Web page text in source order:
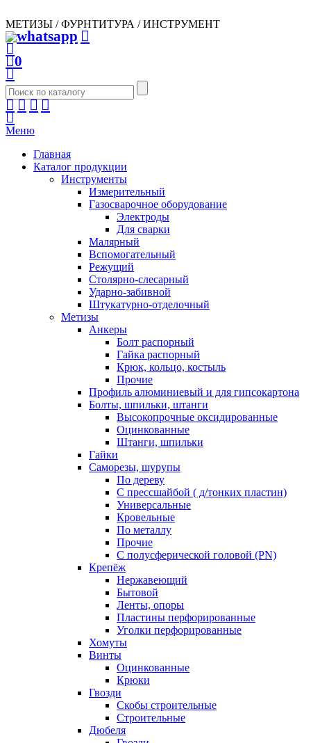
МЕТИЗЫ / ФУРНТИТУРА / ИНСТРУМЕНТ
0
Меню
Главная
Каталог продукции
Инструменты
Измерительный
Газосварочное оборудование
Электроды
Для сварки
Малярный
Вспомогательный
Режущий
Столярно-слесарный
Ударно-забивной
Штукатурно-отделочный
Метизы
Анкеры
Болт распорный
Гайка распорный
Крюк, кольцо, костыль
Прочие
Профиль алюминиевый и для гипсокартона
Болты, шпильки, штанги
Высокопрочные оксидированные
Оцинкованные
Штанги, шпильки
Гайки
Саморезы, шурупы
По дереву
С прессшайбой ( д/тонких пластин)
Универсальные
Кровельные
По металлу
Прочие
С полусферической головой (PN)
Крепёж
Нержавеющий
Бытовой
Ленты, опоры
Пластины перфорированные
Уголки перфорированные
Хомуты
Винты
Оцинкованные
Крюки
Гвозди
Скобы строительные
Строительные
Дюбеля